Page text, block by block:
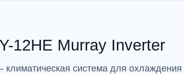
12HE Murray Inverter
система для охлаждения